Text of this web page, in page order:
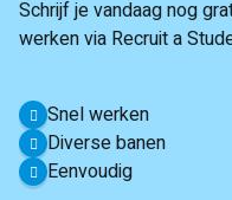
Schrijf je vandaag nog
werken via Recruit a
Snel werken
Diverse banen
Eenvoudig